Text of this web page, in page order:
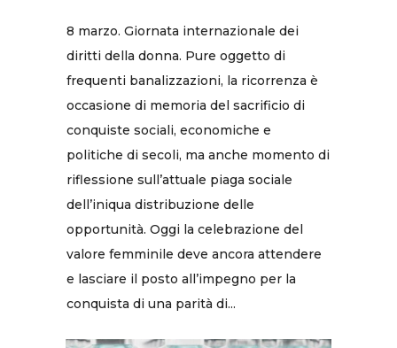
8 marzo. Giornata internazionale dei
diritti della donna. Pure oggetto di
frequenti banalizzazioni, la ricorrenza è
occasione di memoria del sacrificio di
conquiste sociali, economiche e
politiche di secoli, ma anche momento di
riflessione sull’attuale piaga sociale
dell’iniqua distribuzione delle
opportunità. Oggi la celebrazione del
valore femminile deve ancora attendere
e lasciare il posto all’impegno per la
conquista di una parità di...